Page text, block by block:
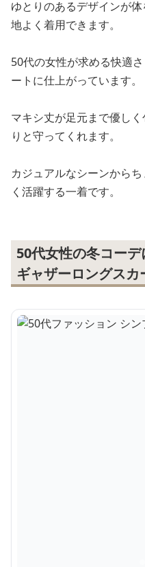
ゆとりのあるデザインが
地よく着用できます。
50代の女性が求める快適
ートに仕上がっています。
マキシ丈が足元まで優し
りと守ってくれます。
カジュアルなシーンから
く活躍する一着です。
50代女性の冬コー
ギャザーロングスカ